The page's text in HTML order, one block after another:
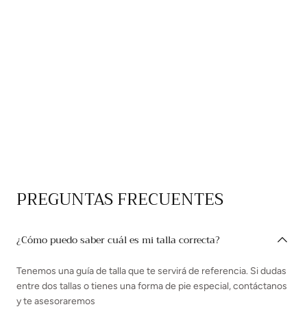
PREGUNTAS FRECUENTES
¿Cómo puedo saber cuál es mi talla correcta?
Tenemos una guía de talla que te servirá de referencia. Si dudas
entre dos tallas o tienes una forma de pie especial, contáctanos
y te asesoraremos